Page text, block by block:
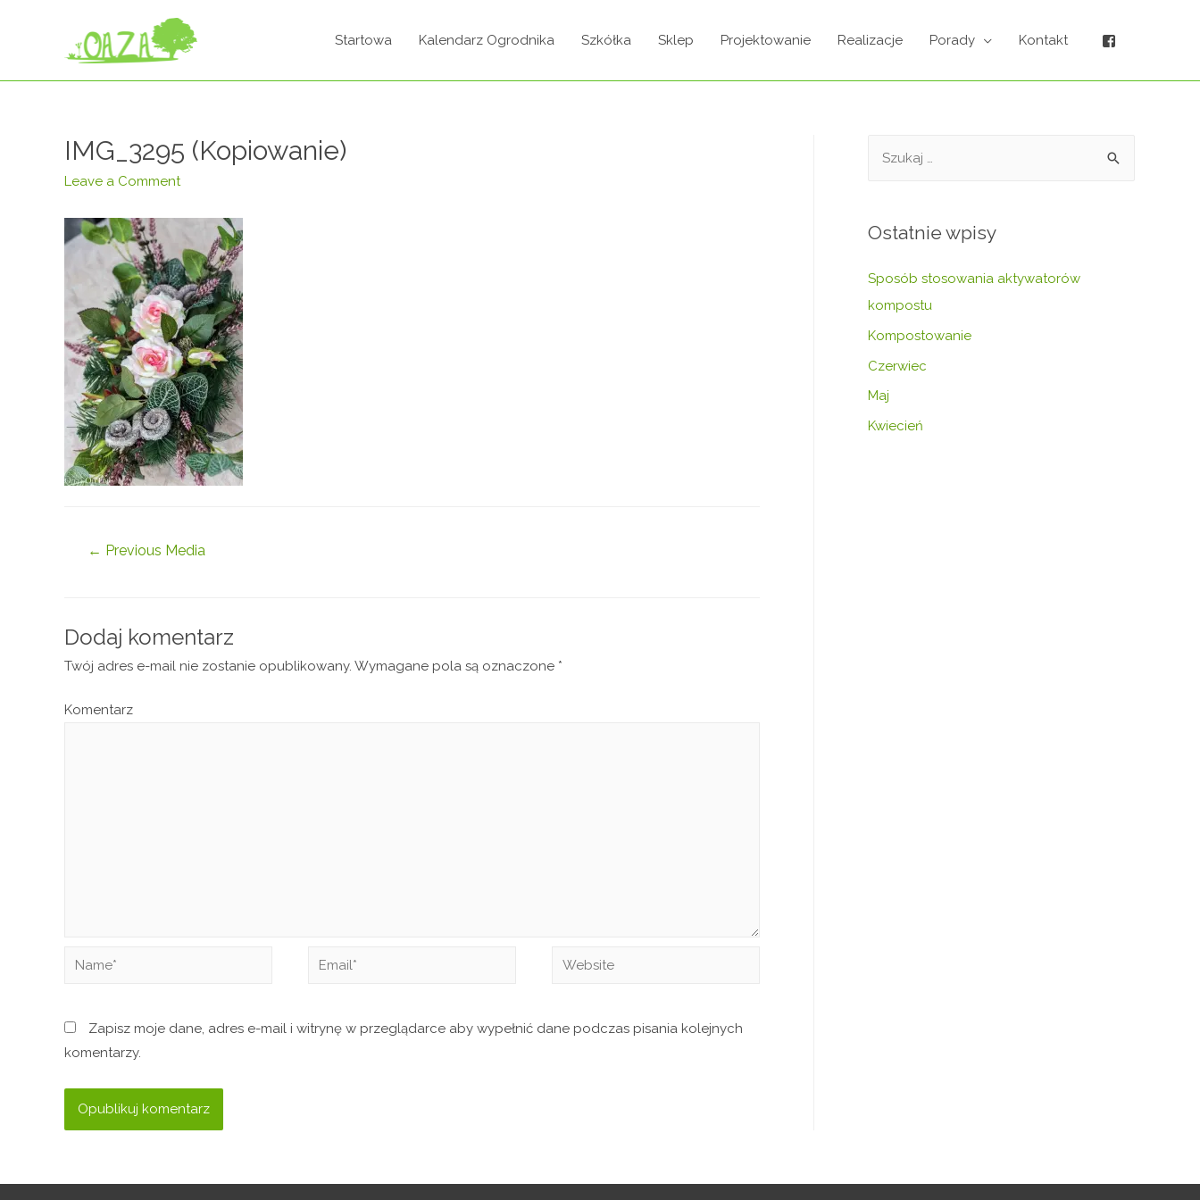
Startowa Kalendarz Ogrodnika Szkółka Sklep Projektowanie Realizacje Porady Kontakt
IMG_3295 (Kopiowanie)
Leave a Comment
← Previous Media
Dodaj komentarz
Twój adres e-mail nie zostanie opublikowany. Wymagane pola są oznaczone *
Komentarz
Zapisz moje dane, adres e-mail i witrynę w przeglądarce aby wypełnić dane podczas pisania kolejnych
komentarzy.
Ostatnie wpisy
Sposób stosowania aktywatorów
kompostu
Kompostowanie
Czerwiec
Maj
Kwiecień